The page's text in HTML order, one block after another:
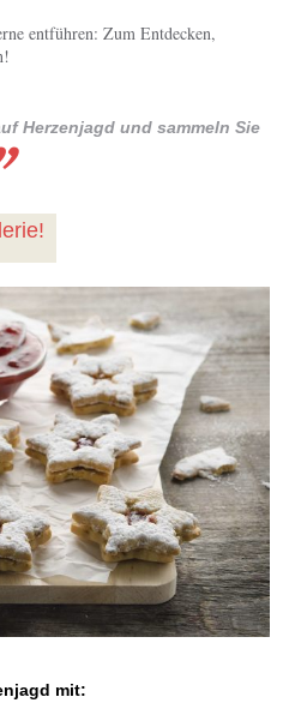
entführen: Zum Entdecken,
Herzenjagd und sammeln Sie
mit: